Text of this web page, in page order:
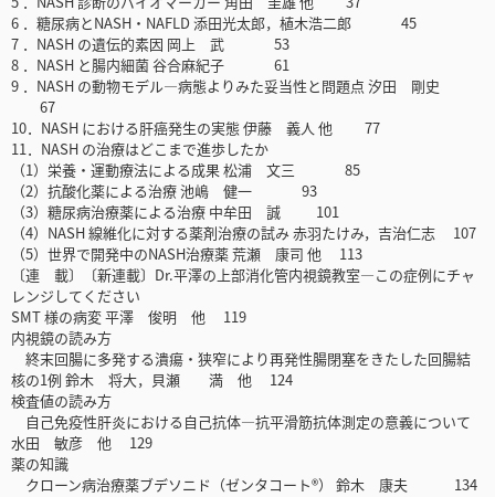
6 ．糖尿病とNASH・NAFLD 添田光太郎，植木浩二郎 45
7 ．NASH の遺伝的素因 岡上 武 53
8 ．NASH と腸内細菌 谷合麻紀子 61
9 ．NASH の動物モデル―病態よりみた妥当性と問題点 汐田 剛史
67
10．NASH における肝癌発生の実態 伊藤 義人 他 77
11．NASH の治療はどこまで進歩したか
（1）栄養・運動療法による成果 松浦 文三 85
（2）抗酸化薬による治療 池嶋 健一 93
（3）糖尿病治療薬による治療 中牟田 誠 101
（4）NASH 線維化に対する薬剤治療の試み 赤羽たけみ，吉治仁志 107
（5）世界で開発中のNASH治療薬 荒瀬 康司 他 113
〔連 載〕〔新連載〕Dr.平澤の上部消化管内視鏡教室―この症例にチャ
レンジしてください
SMT 様の病変 平澤 俊明 他 119
内視鏡の読み方
終末回腸に多発する潰瘍・狭窄により再発性腸閉塞をきたした回腸結
核の1例 鈴木 将大，貝瀬 満 他 124
検査値の読み方
自己免疫性肝炎における自己抗体―抗平滑筋抗体測定の意義について
水田 敏彦 他 129
薬の知識
クローン病治療薬ブデソニド（ゼンタコート®） 鈴木 康夫 134